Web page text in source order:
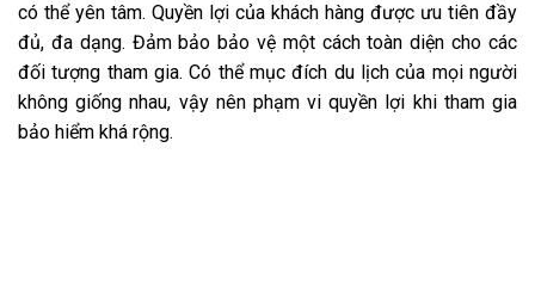
có thể yên tâm. Quyền lợi của khách hàng được ưu tiên đầy
đủ, đa dạng. Đảm bảo bảo vệ một cách toàn diện cho các
đối tượng tham gia. Có thể mục đích du lịch của mọi người
không giống nhau, vậy nên phạm vi quyền lợi khi tham gia
bảo hiểm khá rộng.